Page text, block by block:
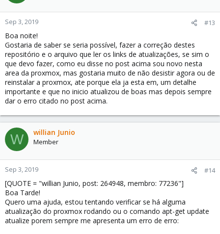
Sep 3, 2019 #13
Boa noite!
Gostaria de saber se seria possível, fazer a correção destes
repositório e o arquivo que ler os links de atualizações, se sim o
que devo fazer, como eu disse no post acima sou novo nesta
area da proxmox, mas gostaria muito de não desistir agora ou de
reinstalar a proxmox, ate porque ela ja esta em, um detalhe
importante e que no inicio atualizou de boas mas depois sempre
dar o erro citado no post acima.
W willian Junio
Member
Sep 3, 2019 #14
[QUOTE = "willian Junio, post: 264948, membro: 77236"]
Boa Tarde!
Quero uma ajuda, estou tentando verificar se há alguma
atualização do proxmox rodando ou o comando apt-get update
atualize porem sempre me apresenta um erro de erro: